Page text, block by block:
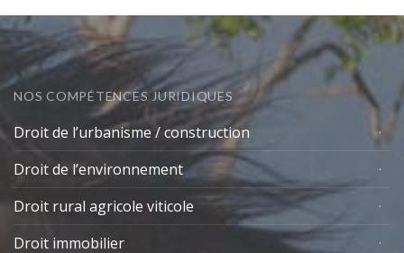
NOS COMPÉTENCES JURIDIQUES
Droit de l’urbanisme / construction
Droit de l’environnement
Droit rural agricole viticole
Droit immobilier